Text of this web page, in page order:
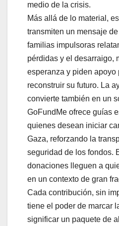
medio de la crisis.
Más allá de lo material,
transmiten un mensaje
familias impulsoras
pérdidas y el desarraigo,
esperanza y piden apoyo
reconstruir su futuro. La
convierte también en un
GoFundMe ofrece guías
quienes desean iniciar
Gaza, reforzando la
seguridad de los fondos.
donaciones lleguen a
en un contexto de gran
Cada contribución, sin
tiene el poder de marcar
significar un paquete de